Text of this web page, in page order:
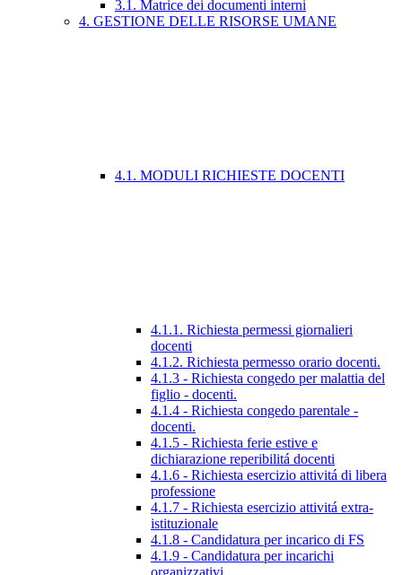
3.1. Matrice dei documenti interni
4. GESTIONE DELLE RISORSE UMANE
4.1. MODULI RICHIESTE DOCENTI
4.1.1. Richiesta permessi giornalieri
docenti
4.1.2. Richiesta permesso orario docenti.
4.1.3 - Richiesta congedo per malattia del
figlio - docenti.
4.1.4 - Richiesta congedo parentale -
docenti.
4.1.5 - Richiesta ferie estive e
dichiarazione reperibilitá docenti
4.1.6 - Richiesta esercizio attivitá di libera
professione
4.1.7 - Richiesta esercizio attivitá extra-
istituzionale
4.1.8 - Candidatura per incarico di FS
4.1.9 - Candidatura per incarichi